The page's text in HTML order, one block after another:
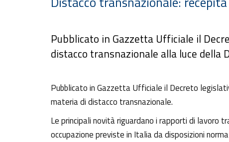
Pubblicato in Gazzetta Ufficiale il
distacco transnazionale alla luce della
Pubblicato in Gazzetta Ufficiale il Decreto
materia di distacco transnazionale.
Le principali novità riguardano i rapporti di lavoro
occupazione previste in Italia da disposizioni